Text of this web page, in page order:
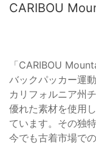
CARIBOU
「CARIBOU
バックパッカー運
カリフォルニア州
優れた素材を使用
ています。その独
今でも古着市場で